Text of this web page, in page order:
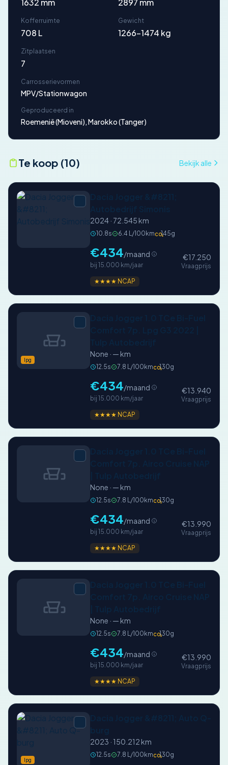
1632 mm 2897 mm
Kofferruimte
708 L
Gewicht
1266-1474 kg
Zitplaatsen
7
Carrosserievormen
MPV/Stationwagon
Geproduceerd in
Roemenië (Mioveni), Marokko (Tanger)
Te koop (10) Bekijk alle
2024 · 72.545 km
10.8s 6.4 L/100kmCO₂145g
€434/maand
bij 15.000 km/jaar
€17.250
Vraagprijs
★★★★ NCAP
lpg
None · — km
12.5s 7.8 L/100kmCO₂130g
€434/maand
bij 15.000 km/jaar
€13.940
Vraagprijs
★★★★ NCAP
None · — km
12.5s 7.8 L/100kmCO₂130g
€434/maand
bij 15.000 km/jaar
€13.990
Vraagprijs
★★★★ NCAP
None · — km
12.5s 7.8 L/100kmCO₂130g
€434/maand
bij 15.000 km/jaar
€13.990
Vraagprijs
★★★★ NCAP
lpg
2023 · 150.212 km
12.5s 7.8 L/100kmCO₂130g